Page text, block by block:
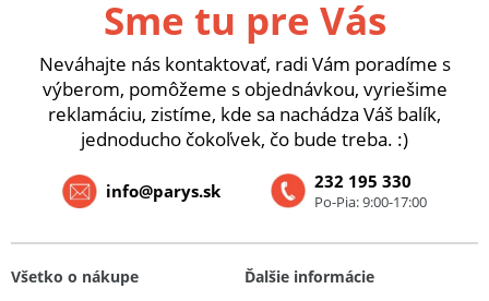
Sme tu pre Vás
Neváhajte nás kontaktovať, radi Vám poradíme s
výberom, pomôžeme s objednávkou, vyriešime
reklamáciu, zistíme, kde sa nachádza Váš balík,
jednoducho čokoľvek, čo bude treba. :)
232 195 330
Po-Pia: 9:00-17:00
info@parys.sk
Všetko o nákupe
Ďalšie informácie